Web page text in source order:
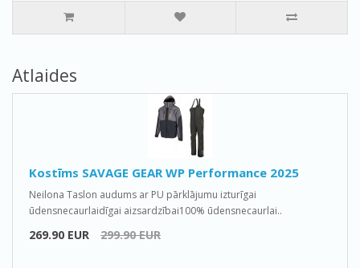
Atlaides
Kostīms SAVAGE GEAR WP Performance 2025
Neilona Taslon audums ar PU pārklājumu izturīgai
ūdensnecaurlaidīgai aizsardzībai100% ūdensnecaurlai..
269.90 EUR 299.90 EUR